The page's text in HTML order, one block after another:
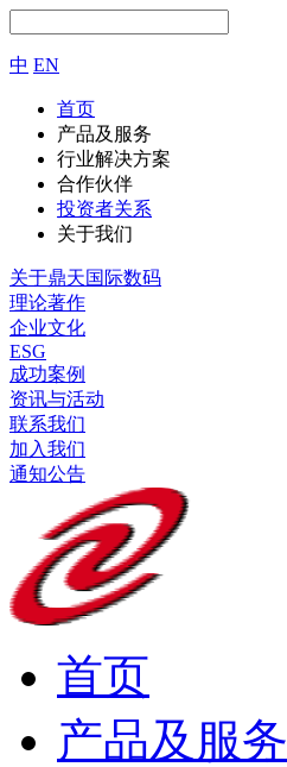
中 EN
首页
产品及服务
行业解决方案
合作伙伴
投资者关系
关于我们
关于鼎天国际数码
理论著作
企业文化
ESG
成功案例
资讯与活动
联系我们
加入我们
通知公告
首页
产品及服务